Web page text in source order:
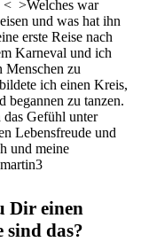
< >Welches war
und was hat ihn
erste Reise nach
Karneval und ich
Menschen zu
ich einen Kreis,
begannen zu tanzen.
Gefühl unter
Lebensfreude und
und meine
Dir einen
sind das?